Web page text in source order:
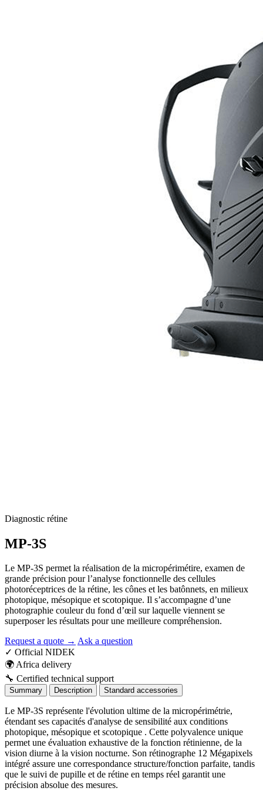
Diagnostic rétine
MP-3S
Le MP-3S permet la réalisation de la micropérimétire, examen de
grande précision pour l’analyse fonctionnelle des cellules
photoréceptrices de la rétine, les cônes et les batônnets, en milieux
photopique, mésopique et scotopique. Il s’accompagne d’une
photographie couleur du fond d’œil sur laquelle viennent se
superposer les résultats pour une meilleure compréhension.
Request a quote → Ask a question
✓ Official NIDEK
🌍Africa delivery
🔧 Certified technical support
Summary Description Standard accessories
Le MP-3S représente l'évolution ultime de la micropérimétrie,
étendant ses capacités d'analyse de sensibilité aux conditions
photopique, mésopique et scotopique . Cette polyvalence unique
permet une évaluation exhaustive de la fonction rétinienne, de la
vision diurne à la vision nocturne. Son rétinographe 12 Mégapixels
intégré assure une correspondance structure/fonction parfaite, tandis
que le suivi de pupille et de rétine en temps réel garantit une
précision absolue des mesures.